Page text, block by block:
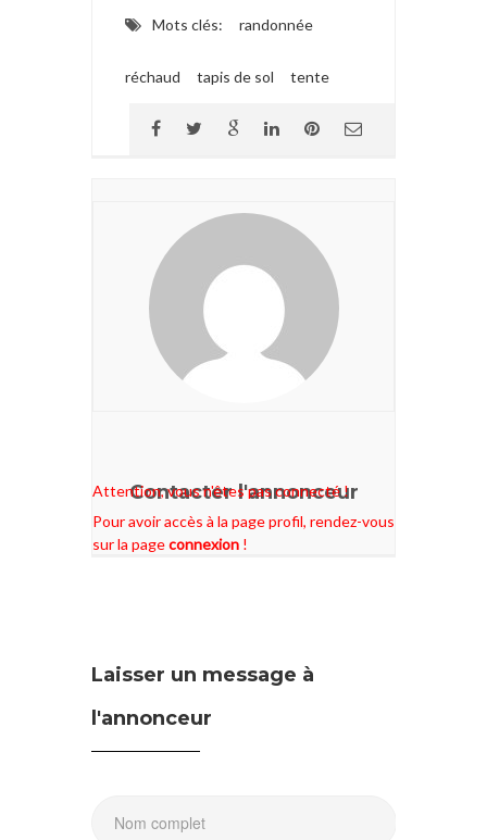
Mots clés: randonnée
réchaud tapis de sol tente
Contacter l'annonceur
Attention, vous n'êtes pas connecté !
Pour avoir accès à la page profil, rendez-vous
sur la pageconnexion !
Laisser un message à
l'annonceur